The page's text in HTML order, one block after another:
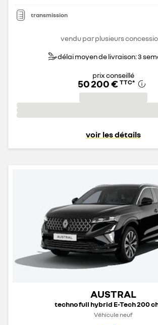
transmission
vendu par plusieurs
délai moyen de livraison: 3
prix conseillé
50 200 € TTC*
voir les détails
AUSTRAL
techno full hybrid E-Tech 200
Véhicule neuf